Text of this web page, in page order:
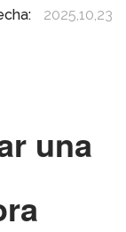
2025,10,23
una